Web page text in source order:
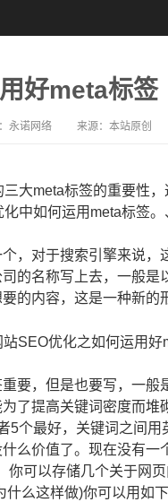
好meta标签
永诺网络 来源： 本站原创
大meta标签的重要性
中如何运用meta标签。
，对于搜索引擎来说，
的名称写上去，一般
的内容，这是一种新
要，但是也要写，一般
了提高关键词密度而
个最好，关键词之间用
么价值了。现在没有一
你可以存储几个关于网
么这样做)你可以用如下